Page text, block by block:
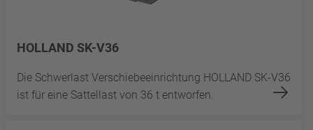
HOLLAND SK-V36
Die Schwerlast Verschiebeeinrichtung HOLLAND SK-V36
ist für eine Sattellast von 36 t entworfen.